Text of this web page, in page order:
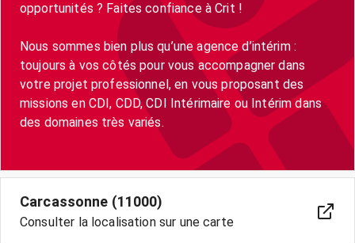
opportunités ? Faites confiance à Crit !
Nous sommes bien plus qu’une agence d’intérim :
toujours à vos côtés pour vous accompagner dans
votre projet professionnel, en vous proposant des
missions en CDI, CDD, CDI Intérimaire ou Intérim dans
des domaines très variés.
Carcassonne (11000)
Consulter la localisation sur une carte